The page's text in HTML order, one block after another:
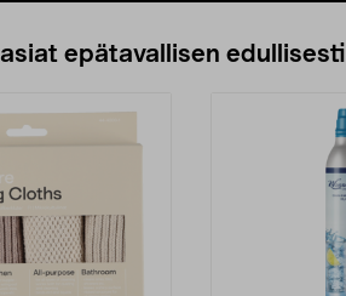
epätavallisen edullisesti